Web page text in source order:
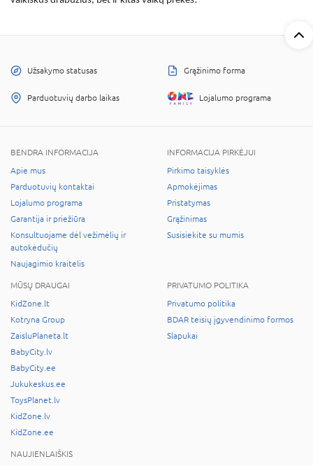
Užsakymo statusas Grąžinimo forma
Parduotuvių darbo laikas Lojalumo programa
BENDRA INFORMACIJA
Apie mus
Parduotuvių kontaktai
Lojalumo programa
Garantija ir priežiūra
Konsultuojame dėl vežimėlių ir
autokėdučių
Naujagimio kraitelis
INFORMACIJA PIRKĖJUI
Pirkimo taisyklės
Apmokėjimas
Pristatymas
Grąžinimas
Susisiekite su mumis
MŪSŲ DRAUGAI
KidZone.lt
Kotryna Group
ZaisluPlaneta.lt
BabyCity.lv
BabyCity.ee
Jukukeskus.ee
ToysPlanet.lv
KidZone.lv
KidZone.ee
PRIVATUMO POLITIKA
Privatumo politika
BDAR teisių įgyvendinimo formos
Slapukai
NAUJIENLAIŠKIS